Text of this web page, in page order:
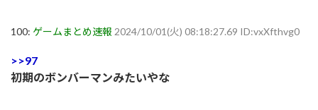
100: ゲームまとめ速報 2024/10/01(火) 08:18:27.69 ID:vxXfthvg0
>>97
初期のボンバーマンみたいやな